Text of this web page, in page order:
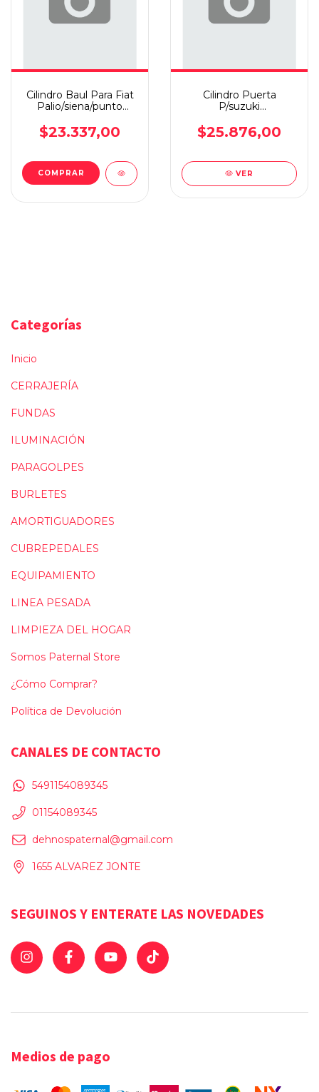
Cilindro Baul Para Fiat
Palio/siena/punto
$23.337,00
Cilindro Puerta
P/suzuki
Juego
$25.876,00
VER
Categorías
Inicio
CERRAJERÍA
FUNDAS
ILUMINACIÓN
PARAGOLPES
BURLETES
AMORTIGUADORES
CUBREPEDALES
EQUIPAMIENTO
LINEA PESADA
LIMPIEZA DEL HOGAR
Somos Paternal Store
¿Cómo Comprar?
Política de Devolución
CANALES DE CONTACTO
5491154089345
01154089345
dehnospaternal@gmail.com
1655 ALVAREZ JONTE
SEGUINOS Y ENTERATE LAS NOVEDADES
Medios de pago